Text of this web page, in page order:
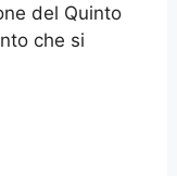
del Quinto
che si